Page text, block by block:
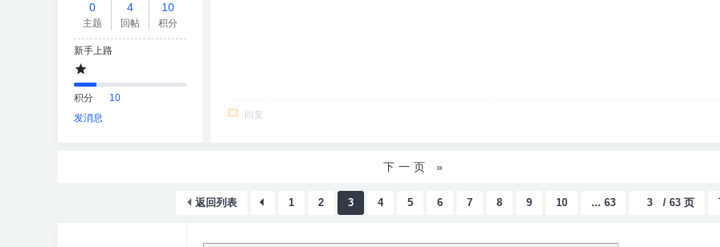
0
主题
4
回帖
10
积分
新手上路
积分
10
发消息
回复
下一页 »
1 2 3 4 5 6 7 8 9 10 ... 63 / 63 页
返回列表